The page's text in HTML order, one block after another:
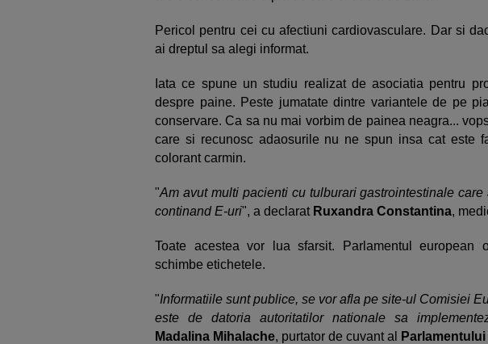
Pericol pentru cei cu afectiuni cardiovasculare. Dar si
ai dreptul sa alegi informat.
Iata ce spune un studiu realizat de asociatia pentru
despre paine. Peste jumatate dintre variantele de pe
conservare. Ca sa nu mai vorbim de painea neagra...
care si recunosc adaosurile nu ne spun insa cat este
colorant carmin.
"Am avut multi pacienti cu tulburari gastrointestinale
continand E-uri", a declarat Ruxandra Constantina,
Toate acestea vor lua sfarsit. Parlamentul european
schimbe etichetele.
"Informatiile sunt publice, se vor afla pe site-ul Comisiei
este de datoria autoritatilor nationale sa
Madalina Mihalache, purtator de cuvant al